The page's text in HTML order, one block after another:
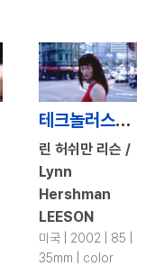
테크놀러스트 / Teknolust
린 허쉬만 리슨 /
Lynn
Hershman
LEESON
미국 | 2002 | 85 |
35mm | color